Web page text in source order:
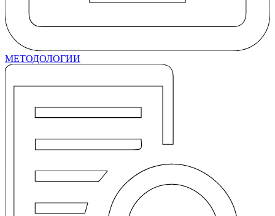
МЕТОДОЛОГИИ